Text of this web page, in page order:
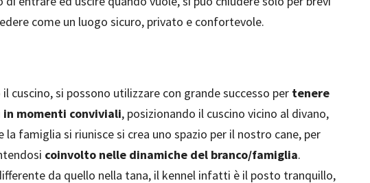
come un luogo sicuro, privato e confortevole.
cuscino, si possono utilizzare con grande successo per tenere
momenti conviviali, posizionando il cuscino vicino al divano,
famiglia si riunisce si crea uno spazio per il nostro cane, per
coinvolto nelle dinamiche del branco/famiglia.
da quello nella tana, il kennel infatti è il posto tranquillo,